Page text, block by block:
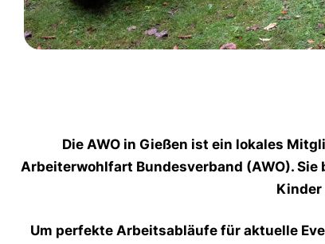
Die AWO in Gießen ist ein lokales
Arbeiterwohlfart Bundesverband (AWO).
Kinder
Um perfekte Arbeitsabläufe für aktuelle